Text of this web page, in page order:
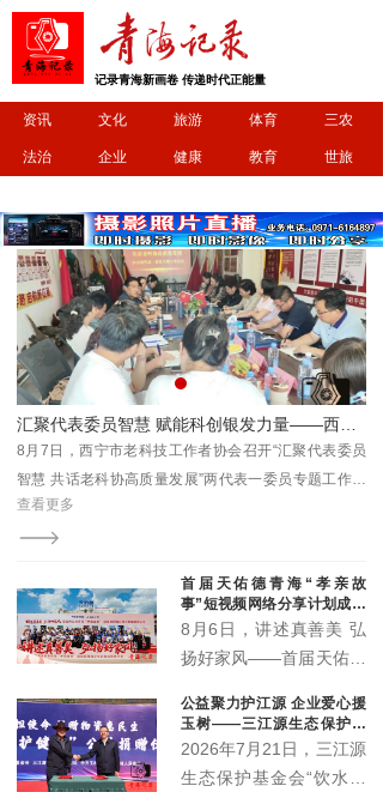
记录青海新画卷 传递时代正能量
资讯 文化 旅游 体育 三农
法治 企业 健康 教育 世旅
汇聚代表委员智慧 赋能科创银发力量——西宁市老科技工作者协会召开两代表一委员专题工作会议
8月7日，西宁市老科技工作者协会召开“汇聚代表委员
智慧 共话老科协高质量发展”两代表一委员专题工作会
议。协会聚集了会员中的党的十九大代表省市级历届及
现任党代表、人大代表、政协委员40余名。他们是协会
伍。本次专题会议由部分各级代表委员参会。
查看更多
首届天佑德青海“孝亲故
事”短视频网络分享计划成果
展示会圆满举行
8月6日，讲述真善美 弘
扬好家风——首届天佑德
络分享计划成果展示会在
青海省互助土族自治县天
佑德大酒店多功能厅举
公益聚力护江源 企业爱心援
玉树——三江源生态保护基
金会爱心企业捐赠暨座谈交
2026年7月21日，三江源
生态保护基金会“饮水思